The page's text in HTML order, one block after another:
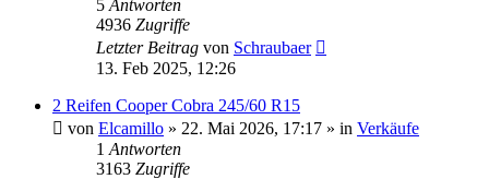
5 Antworten
4936 Zugriffe
Letzter Beitrag von Schraubaer
13. Feb 2025, 12:26
2 Reifen Cooper Cobra 245/60 R15
von Elcamillo » 22. Mai 2026, 17:17 » in Verkäufe
1 Antworten
3163 Zugriffe